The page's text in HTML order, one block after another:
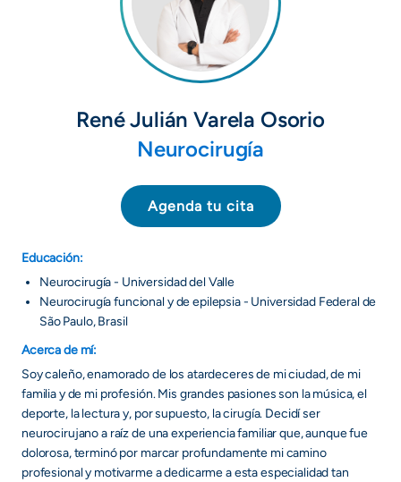
René Julián Varela Osorio
Neurocirugía
Agenda tu cita
Educación:
Neurocirugía - Universidad del Valle
Neurocirugía funcional y de epilepsia - Universidad Federal de
São Paulo, Brasil
Acerca de mí:
Soy caleño, enamorado de los atardeceres de mi ciudad, de mi
familia y de mi profesión. Mis grandes pasiones son la música, el
deporte, la lectura y, por supuesto, la cirugía. Decidí ser
neurocirujano a raíz de una experiencia familiar que, aunque fue
dolorosa, terminó por marcar profundamente mi camino
profesional y motivarme a dedicarme a esta especialidad tan